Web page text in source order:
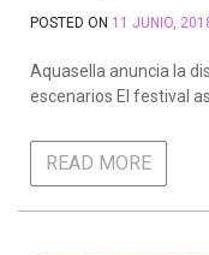
POSTED ON 11 JUNIO,
Aquasella anuncia la
escenarios El festival
READ MORE